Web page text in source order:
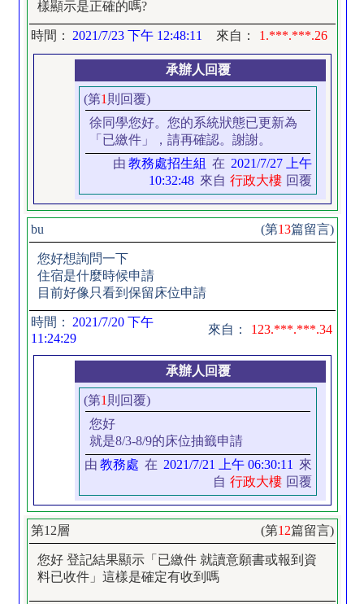
樣顯示是正確的嗎?
時間： 2021/7/23 下午 12:48:11 來自： 1.***.***.26
承辦人回覆
(第1 則回覆)
徐同學您好。您的系統狀態已更新為
「已繳件」，請再確認。謝謝。
由 教務處招生組 在 2021/7/27 上午
10:32:48 來自 行政大樓 回覆
bu (第13篇留言)
您好想詢問一下
住宿是什麼時候申請
目前好像只看到保留床位申請
時間：
2021/7/20 下午
11:24:29
來自： 123.***.***.34
承辦人回覆
(第1 則回覆)
您好
就是8/3-8/9的床位抽籤申請
由 教務處 在 2021/7/21 上午 06:30:11
來
自 行政大樓 回覆
第12層 (第12篇留言)
您好 登記結果顯示「已繳件 就讀意願書或報到資
料已收件」這樣是確定有收到嗎